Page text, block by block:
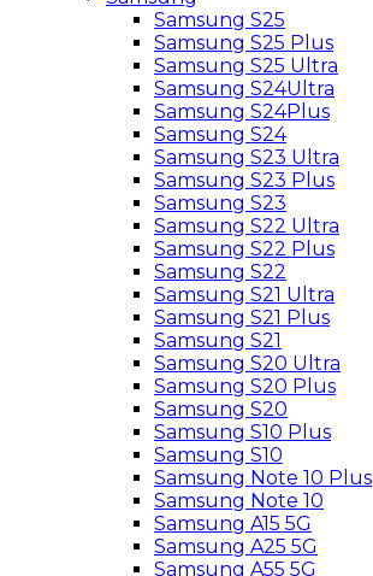
Samsung S25
Samsung S25 Plus
Samsung S25 Ultra
Samsung S24Ultra
Samsung S24Plus
Samsung S24
Samsung S23 Ultra
Samsung S23 Plus
Samsung S23
Samsung S22 Ultra
Samsung S22 Plus
Samsung S22
Samsung S21 Ultra
Samsung S21 Plus
Samsung S21
Samsung S20 Ultra
Samsung S20 Plus
Samsung S20
Samsung S10 Plus
Samsung S10
Samsung Note 10 Plus
Samsung Note 10
Samsung A15 5G
Samsung A25 5G
Samsung A55 5G